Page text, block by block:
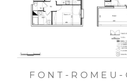
FONT-